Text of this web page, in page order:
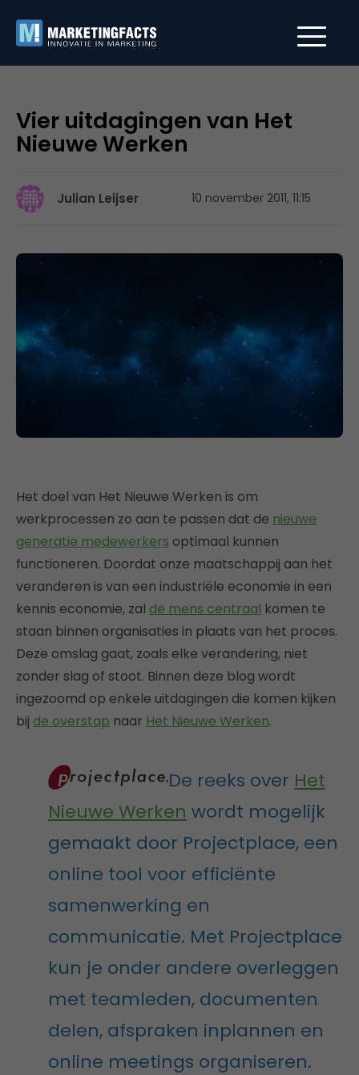
Vier uitdagingen van Het
Nieuwe Werken
Julian Leijser 10 november 2011, 11:15
Het doel van Het Nieuwe Werken is om
werkprocessen zo aan te passen dat de nieuwe
generatie medewerkers optimaal kunnen
functioneren. Doordat onze maatschappij aan het
veranderen is van een industriële economie in een
kennis economie, zal de mens centraal komen te
staan binnen organisaties in plaats van het proces.
Deze omslag gaat, zoals elke verandering, niet
zonder slag of stoot. Binnen deze blog wordt
ingezoomd op enkele uitdagingen die komen kijken
bij de overstap naar Het Nieuwe Werken.
De reeks over Het
Nieuwe Werken wordt mogelijk
gemaakt door Projectplace, een
online tool voor efficiënte
samenwerking en
communicatie. Met Projectplace
kun je onder andere overleggen
met teamleden, documenten
delen, afspraken inplannen en
online meetings organiseren.